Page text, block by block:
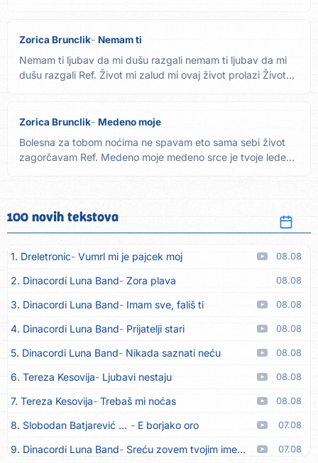
Zorica Brunclik Nemam ti
Nemam ti ljubav da mi dušu razgali nemam ti ljubav da mi
dušu razgali Ref. Život mi zalud mi ovaj život prolazi Život...
Zorica Brunclik Medeno moje
Bolesna za tobom noćima ne spavam eto sama sebi život
zagorčavam Ref. Medeno moje medeno srce je tvoje ledeno
100 novih tekstova
1. Dreletronic Vumrl mi je pajcek moj 08.08
2. Dinacordi Luna Band Zora plava 08.08
3. Dinacordi Luna Band Imam sve, fališ ti 08.08
4. Dinacordi Luna Band Prijatelji stari 08.08
5. Dinacordi Luna Band Nikada saznati neću 08.08
6. Tereza Kesovija Ljubavi nestaju 08.08
7. Tereza Kesovija Trebaš mi noćas 08.08
8. Slobodan Batjarević Čobe E borjako oro 07.08
9. Dinacordi Luna Band Sreću zovem tvojim imenom (feat. Kristina Smetko) 07.08